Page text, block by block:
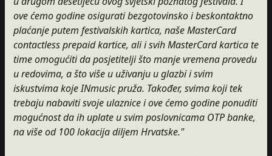
ove ćemo godine osigurati bezgotovinsko i beskontaktno
plaćanje putem festivalskih kartica, naše MasterCard
contactless prepaid kartice, ali i svih MasterCard kartica te
time omogućiti da posjetitelji što manje vremena provedu
u redovima, a što više u uživanju u glazbi i svim
iskustvima koje INmusic pruža. Također, svima koji tek
trebaju nabaviti svoje ulaznice i ove ćemo godine ponuditi
mogućnost da ih uplate u svim poslovnicama OTP banke,
na više od 100 lokacija diljem Hrvatske."